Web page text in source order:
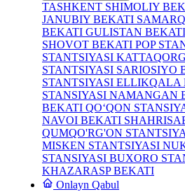
TASHKENT SHIMOLIY
JANUBIY BEKATI
BEKATI GULISTAN BEKATI
SHOVOT BEKATI POP
STANTSIYASI
STANTSIYASI SARIOSIYO
STANTSIYASI ELLIKQALA
STANSIYASI NAMANGAN
BEKATI QO‘QON
NAVOI BEKATI
QUMQO'RG'ON
MISKEN STANTSIYASI
STANSIYASI BUXORO
KHAZARASP BEKATI
Onlayn Qabul